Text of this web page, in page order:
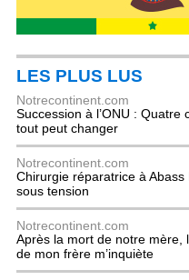
LES PLUS LUS
Notrecontinent.com
Succession à l’ONU : Quatre
tout peut changer
Notrecontinent.com
Chirurgie réparatrice à Abass
sous tension
Notrecontinent.com
Après la mort de notre mère,
de mon frère m’inquiète